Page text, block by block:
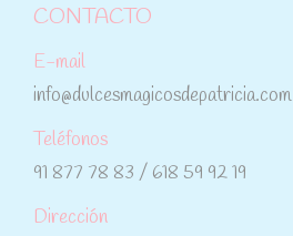
CONTACTO
E-mail
info@dulcesmagicosdepatricia.com
Teléfonos
91 877 78 83 / 618 59 92 19
Dirección